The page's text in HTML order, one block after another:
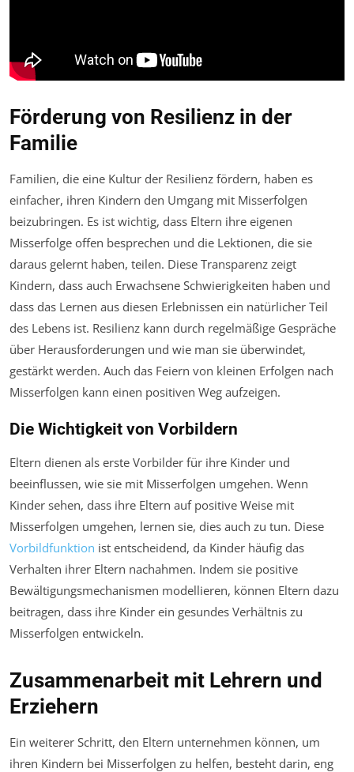
Förderung von Resilienz in der
Familie
Familien, die eine Kultur der Resilienz fördern, haben es
einfacher, ihren Kindern den Umgang mit Misserfolgen
beizubringen. Es ist wichtig, dass Eltern ihre eigenen
Misserfolge offen besprechen und die Lektionen, die sie
daraus gelernt haben, teilen. Diese Transparenz zeigt
Kindern, dass auch Erwachsene Schwierigkeiten haben und
dass das Lernen aus diesen Erlebnissen ein natürlicher Teil
des Lebens ist. Resilienz kann durch regelmäßige Gespräche
über Herausforderungen und wie man sie überwindet,
gestärkt werden. Auch das Feiern von kleinen Erfolgen nach
Misserfolgen kann einen positiven Weg aufzeigen.
Die Wichtigkeit von Vorbildern
Eltern dienen als erste Vorbilder für ihre Kinder und
beeinflussen, wie sie mit Misserfolgen umgehen. Wenn
Kinder sehen, dass ihre Eltern auf positive Weise mit
Misserfolgen umgehen, lernen sie, dies auch zu tun. Diese
Vorbildfunktion ist entscheidend, da Kinder häufig das
Verhalten ihrer Eltern nachahmen. Indem sie positive
Bewältigungsmechanismen modellieren, können Eltern dazu
beitragen, dass ihre Kinder ein gesundes Verhältnis zu
Misserfolgen entwickeln.
Zusammenarbeit mit Lehrern und
Erziehern
Ein weiterer Schritt, den Eltern unternehmen können, um
ihren Kindern bei Misserfolgen zu helfen, besteht darin, eng